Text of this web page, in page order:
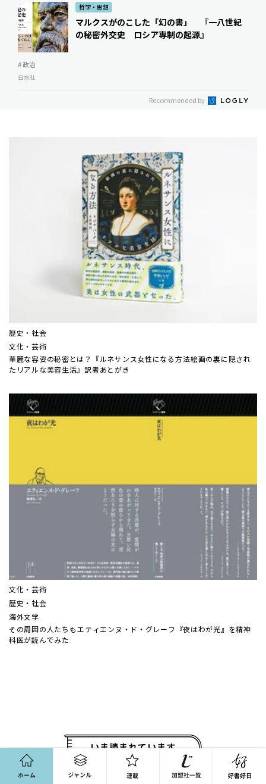
哲学・思想
マルクスがのこした「幻の書」 『一八世紀
の秘密外交史 ロシア専制の起源』
# 政治
白水社
Recommended by
歴史・社会
文化・芸術
華麗な容姿の秘密とは？『ルネサンス女性になる方法――絵画の裏に隠され
たリアルな美容生活』訳者あとがき
文化・芸術
歴史・社会
海外文学
その周囲の人たちも――エティエンヌ・ド・グレーフ『夜はわが光』を精神
科医が読んでみた
いま読まれています
古代、女帝は例外ではなく普遍だった ──義江明子